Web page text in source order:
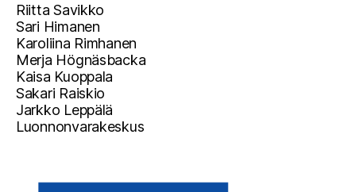
Riitta Savikko
Sari Himanen
Karoliina Rimhanen
Merja Högnäsbacka
Kaisa Kuoppala
Sakari Raiskio
Jarkko Leppälä
Luonnonvarakeskus